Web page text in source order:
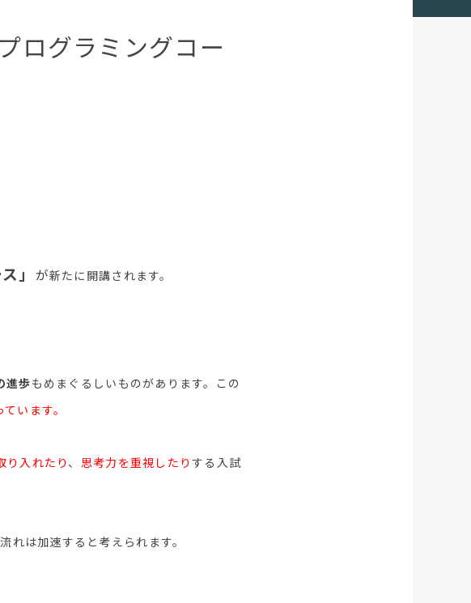
ログラミングコー
」 が新たに開講されます。
進歩もめまぐるしいものがあります。この
います。
り入れたり 、 思考力を重視したりする入試
は加速すると考えられます。